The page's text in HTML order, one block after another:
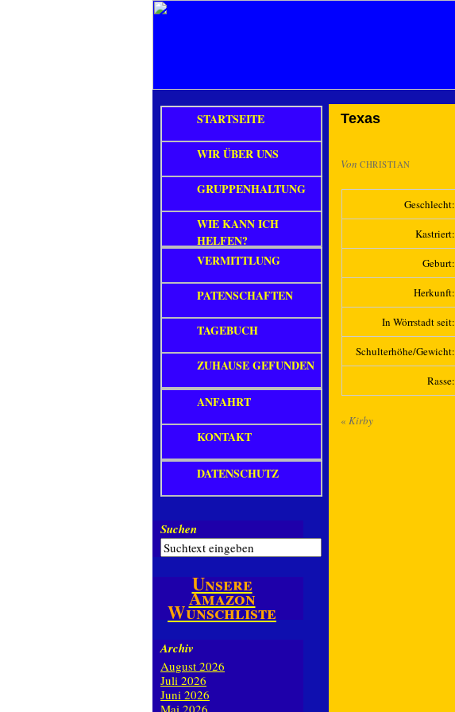
Texas
Von CHRISTIAN
Geschlecht:
Kastriert:
Geburt:
Herkunft:
In Wörrstadt seit:
Schulterhöhe/Gewicht:
Rasse:
« Kirby
STARTSEITE
WIR ÜBER UNS
GRUPPENHALTUNG
WIE KANN ICH
HELFEN?
VERMITTLUNG
PATENSCHAFTEN
TAGEBUCH
ZUHAUSE GEFUNDEN
ANFAHRT
KONTAKT
DATENSCHUTZ
Suchen
Unsere
Amazon
Wunschliste
Archiv
August 2026
Juli 2026
Juni 2026
Mai 2026